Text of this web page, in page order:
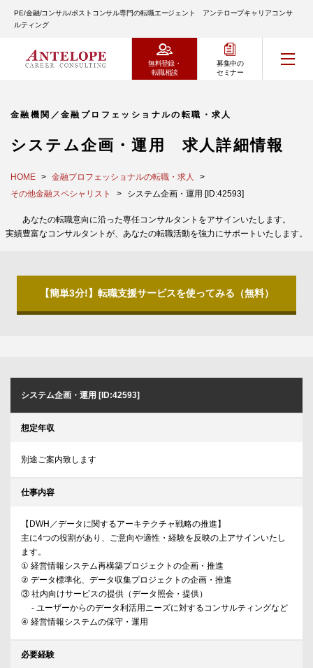
PE/金融/コンサル/ポストコンサル専門の転職エージェント アンテロープキャリアコンサ
ルティング
無料登録・
転職相談
募集中の
セミナー
金融機関／金融プロフェッショナルの転職・求人
システム企画・運用 求人詳細情報
HOME
金融プロフェッショナルの転職・求人
その他金融スペシャリスト
システム企画・運用 [ID:42593]
あなたの転職意向に沿った専任コンサルタントをアサインいたします。
実績豊富なコンサルタントが、あなたの転職活動を強力にサポートいたします。
【簡単3分!】転職支援サービスを使ってみる（無料）
システム企画・運用 [ID:42593]
想定年収
別途ご案内致します
仕事内容
【DWH／データに関するアーキテクチャ戦略の推進】
主に4つの役割があり、ご意向や適性・経験を反映の上アサインいたし
ます。
① 経営情報システム再構築プロジェクトの企画・推進
② データ標準化、データ収集プロジェクトの企画・推進
③ 社内向けサービスの提供（データ照会・提供）
- ユーザーからのデータ利活用ニーズに対するコンサルティングなど
④ 経営情報システムの保守・運用
必要経験